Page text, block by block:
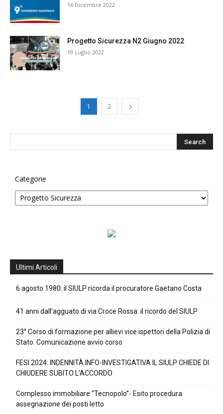
16 Dicembre 2022
Progetto Sicurezza N2 Giugno 2022
19 Luglio 2022
1 2
Categorie
Ultimi Articoli
6 agosto 1980: il SIULP ricorda il procuratore Gaetano Costa
41 anni dall’agguato di via Croce Rossa: il ricordo del SIULP
23° Corso di formazione per allievi vice ispettori della Polizia di
Stato. Comunicazione avvio corso
FESI 2024: INDENNITÀ INFO-INVESTIGATIVA IL SIULP CHIEDE DI
CHIUDERE SUBITO L’ACCORDO
Complesso immobiliare “Tecnopolo”- Esito procedura
assegnazione dei posti letto